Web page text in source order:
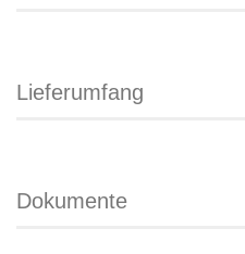
Lieferumfang
Dokumente